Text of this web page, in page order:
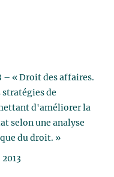
– « Droit des affaires.
stratégies de
d'améliorer la
selon une analyse
du droit. »